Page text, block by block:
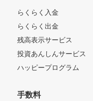
らくらく入金
らくらく出金
残高表示サービス
投資あんしんサービス
ハッピープログラム
手数料